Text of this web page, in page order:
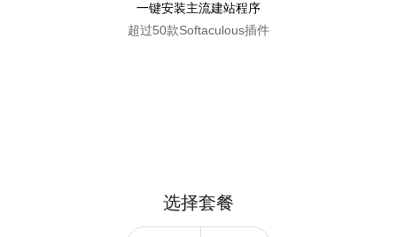
一键安装主流建站程序
超过50款Softaculous插件
选择套餐